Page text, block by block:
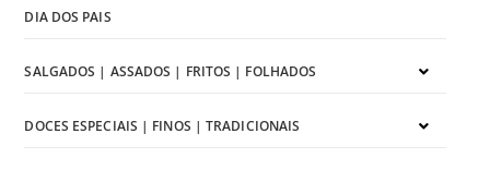
DIA DOS PAIS
SALGADOS | ASSADOS | FRITOS | FOLHADOS
DOCES ESPECIAIS | FINOS | TRADICIONAIS